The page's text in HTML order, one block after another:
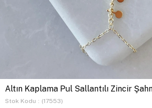
Altın Kaplama Pul Sallantılı Zincir
Stok Kodu (17553)